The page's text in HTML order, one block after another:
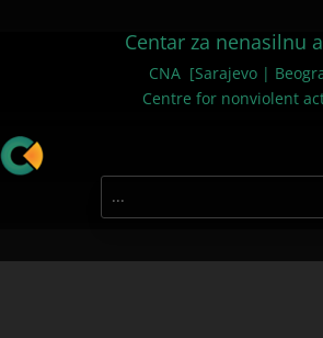
Centar za nenasilnu
CNA [Sarajevo |
Centre for nonviolent